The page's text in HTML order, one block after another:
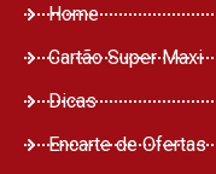
Home
Cartão Super Maxi
Dicas
Encarte de Ofertas